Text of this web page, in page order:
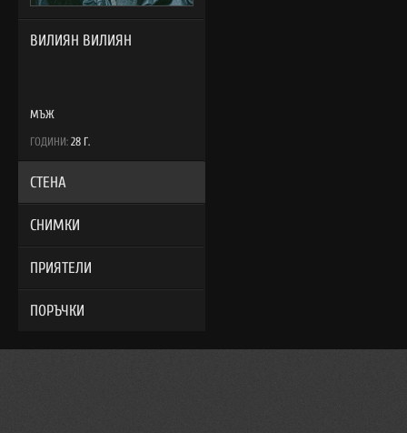
ВИЛИЯН ВИЛИЯН
МЪЖ
ГОДИНИ: 28 Г.
СТЕНА
СНИМКИ
ПРИЯТЕЛИ
ПОРЪЧКИ